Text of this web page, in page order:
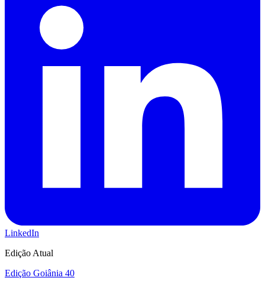
LinkedIn
Edição Atual
Edição Goiânia 40